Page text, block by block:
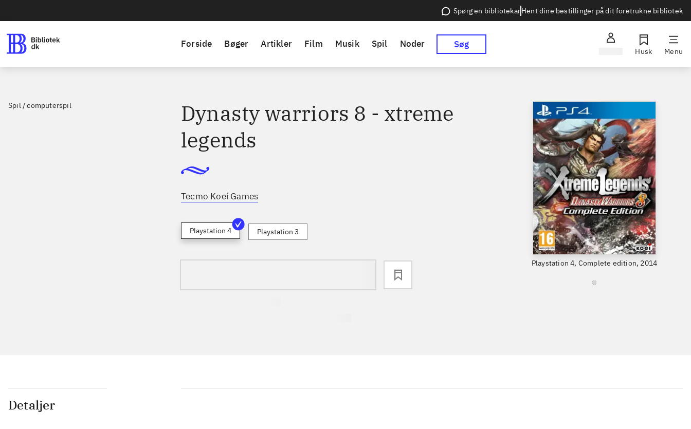
Spørg en bibliotekarHent dine bestillinger på dit foretrukne bibliotek
Forside Bøger Artikler Film Musik Spil Noder Søg
Husk Menu
Spil / computerspil
Playstation 4, Complete edition, 2014
Dynasty warriors 8 - xtreme
legends
Tecmo Koei Games
Playstation 4 Playstation 3
Detaljer